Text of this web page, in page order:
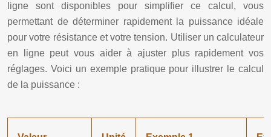
ligne sont disponibles pour simplifier ce calcul, vous
permettant de déterminer rapidement la puissance idéale
pour votre résistance et votre tension. Utiliser un calculateur
en ligne peut vous aider à ajuster plus rapidement vos
réglages. Voici un exemple pratique pour illustrer le calcul
de la puissance :